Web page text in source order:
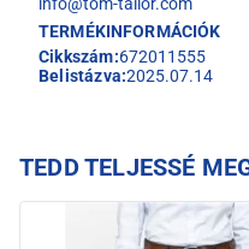
info@tom-tailor.com
TERMÉKINFORMÁCIÓK
Cikkszám:672011555
Belistázva:2025.07.14
TEDD TELJESSÉ